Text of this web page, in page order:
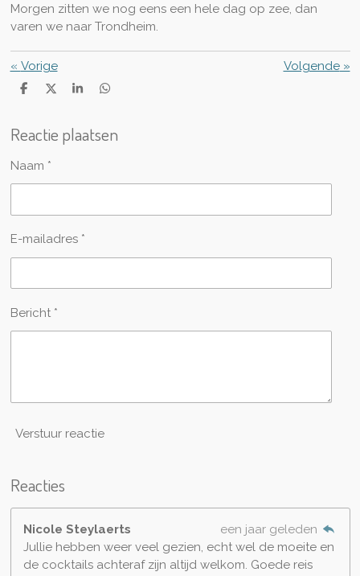
Morgen zitten we nog eens een hele dag op zee, dan
varen we naar Trondheim.
« Vorige Volgende»
D
n
D
l
S
e
D
n
Reactie plaatsen
Naam *
E-mailadres *
Bericht *
Verstuur reactie
Reacties
Nicole Steylaerts
een jaar geleden
Jullie hebben weer veel gezien, echt wel de moeite en
de cocktails achteraf zijn altijd welkom. Goede reis